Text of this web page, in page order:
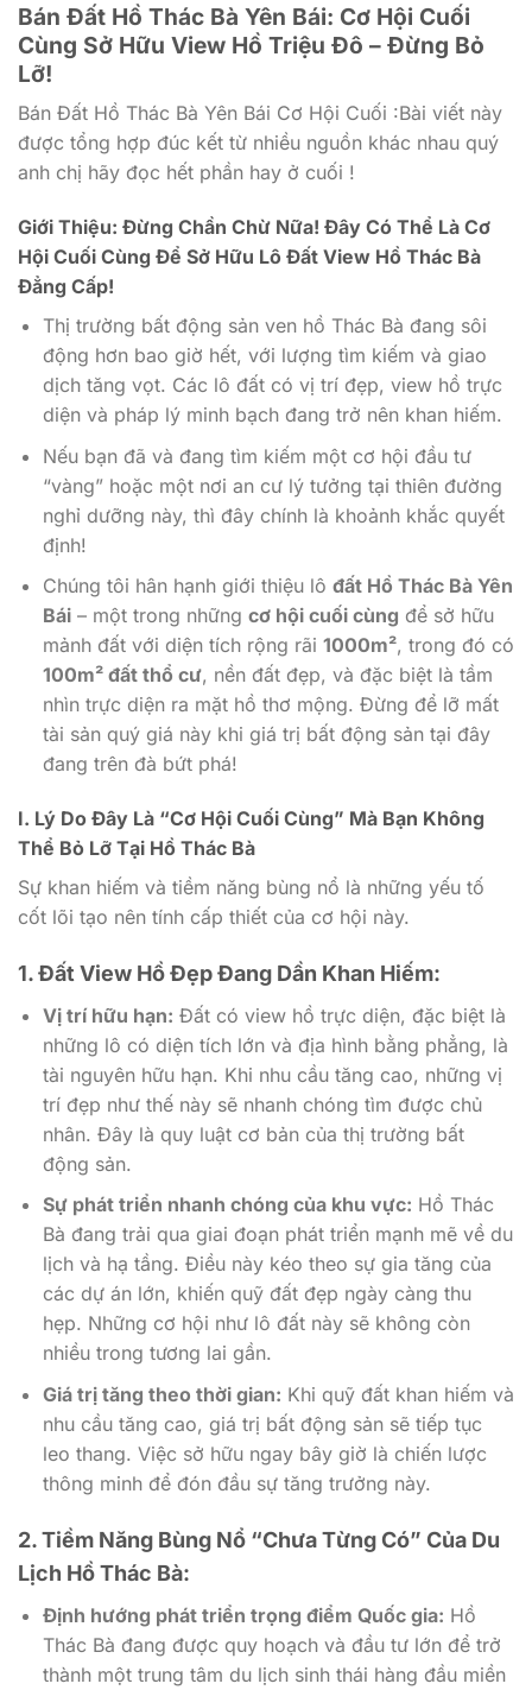
Bán Đất Hồ Thác Bà Yên Bái: Cơ Hội Cuối
Cùng Sở Hữu View Hồ Triệu Đô – Đừng Bỏ
Lỡ!
Bán Đất Hồ Thác Bà Yên Bái Cơ Hội Cuối :Bài viết này
được tổng hợp đúc kết từ nhiều nguồn khác nhau quý
anh chị hãy đọc hết phần hay ở cuối !
Giới Thiệu: Đừng Chần Chừ Nữa! Đây Có Thể Là Cơ
Hội Cuối Cùng Để Sở Hữu Lô Đất View Hồ Thác Bà
Đẳng Cấp!
Thị trường bất động sản ven hồ Thác Bà đang sôi
động hơn bao giờ hết, với lượng tìm kiếm và giao
dịch tăng vọt. Các lô đất có vị trí đẹp, view hồ trực
diện và pháp lý minh bạch đang trở nên khan hiếm.
Nếu bạn đã và đang tìm kiếm một cơ hội đầu tư
“vàng” hoặc một nơi an cư lý tưởng tại thiên đường
nghỉ dưỡng này, thì đây chính là khoảnh khắc quyết
định!
Chúng tôi hân hạnh giới thiệu lô đất Hồ Thác Bà Yên
Bái– một trong những cơ hội cuối cùng để sở hữu
mảnh đất với diện tích rộng rãi 1000m², trong đó có
100m² đất thổ cư, nền đất đẹp, và đặc biệt là tầm
nhìn trực diện ra mặt hồ thơ mộng. Đừng để lỡ mất
tài sản quý giá này khi giá trị bất động sản tại đây
đang trên đà bứt phá!
I. Lý Do Đây Là “Cơ Hội Cuối Cùng” Mà Bạn Không
Thể Bỏ Lỡ Tại Hồ Thác Bà
Sự khan hiếm và tiềm năng bùng nổ là những yếu tố
cốt lõi tạo nên tính cấp thiết của cơ hội này.
1. Đất View Hồ Đẹp Đang Dần Khan Hiếm:
Vị trí hữu hạn: Đất có view hồ trực diện, đặc biệt là
những lô có diện tích lớn và địa hình bằng phẳng, là
tài nguyên hữu hạn. Khi nhu cầu tăng cao, những vị
trí đẹp như thế này sẽ nhanh chóng tìm được chủ
nhân. Đây là quy luật cơ bản của thị trường bất
động sản.
Sự phát triển nhanh chóng của khu vực: Hồ Thác
Bà đang trải qua giai đoạn phát triển mạnh mẽ về du
lịch và hạ tầng. Điều này kéo theo sự gia tăng của
các dự án lớn, khiến quỹ đất đẹp ngày càng thu
hẹp. Những cơ hội như lô đất này sẽ không còn
nhiều trong tương lai gần.
Giá trị tăng theo thời gian: Khi quỹ đất khan hiếm và
nhu cầu tăng cao, giá trị bất động sản sẽ tiếp tục
leo thang. Việc sở hữu ngay bây giờ là chiến lược
thông minh để đón đầu sự tăng trưởng này.
2. Tiềm Năng Bùng Nổ “Chưa Từng Có” Của Du
Lịch Hồ Thác Bà:
Định hướng phát triển trọng điểm Quốc gia: Hồ
Thác Bà đang được quy hoạch và đầu tư lớn để trở
thành một trung tâm du lịch sinh thái hàng đầu miền